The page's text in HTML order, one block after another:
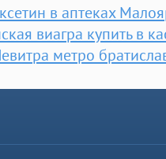
в аптеках
виагра купить в
метро